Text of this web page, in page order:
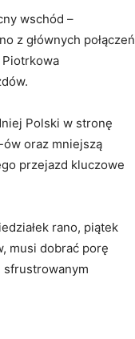
wschód –
z głównych połączeń
Polski w stronę
ów oraz mniejszą
przejazd kluczowe
rano, piątek
musi dobrać porę
sfrustrowanym